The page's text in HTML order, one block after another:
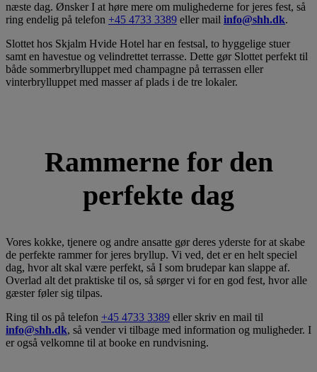
næste dag. Ønsker I at høre mere om mulighederne for jeres fest, så
ring endelig på telefon +45 4733 3389 eller mail info@shh.dk.
Slottet hos Skjalm Hvide Hotel har en festsal, to hyggelige stuer
samt en havestue og velindrettet terrasse. Dette gør Slottet perfekt til
både sommerbrylluppet med champagne på terrassen eller
vinterbrylluppet med masser af plads i de tre lokaler.
Rammerne for den
perfekte dag
Vores kokke, tjenere og andre ansatte gør deres yderste for at skabe
de perfekte rammer for jeres bryllup. Vi ved, det er en helt speciel
dag, hvor alt skal være perfekt, så I som brudepar kan slappe af.
Overlad alt det praktiske til os, så sørger vi for en god fest, hvor alle
gæster føler sig tilpas.
Ring til os på telefon +45 4733 3389 eller skriv en mail til
info@shh.dk, så vender vi tilbage med information og muligheder. I
er også velkomne til at booke en rundvisning.